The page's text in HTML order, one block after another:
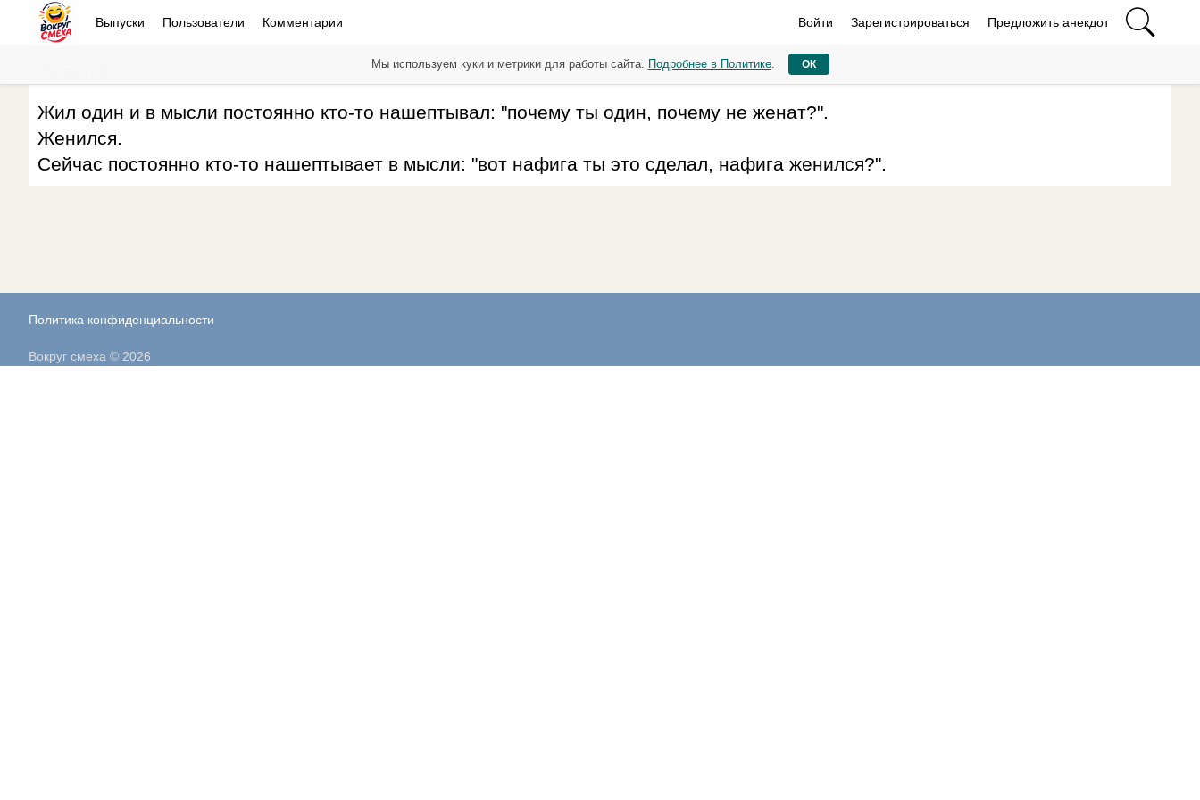
Выпуски Пользователи Комментарии Войти Зарегистрироваться Предложить анекдот
Жил один и в мысли постоянно кто-то нашептывал: "почему ты один, почему не женат?".
Женился.
Сейчас постоянно кто-то нашептывает в мысли: "вот нафига ты это сделал, нафига женился?".
Политика конфиденциальности
Мы используем куки и метрики для работы сайта. Подробнее в Политике. ОК
Вокруг смеха © 2026